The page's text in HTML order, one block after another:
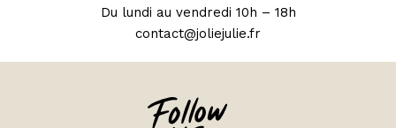
Du lundi au vendredi 10h – 18h
contact@joliejulie.fr